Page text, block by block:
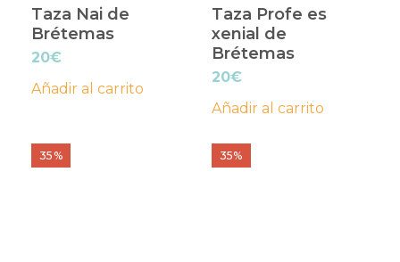
Taza Nai de
Brétemas
20€
Añadir al carrito
Taza Profe es
xenial de
Brétemas
20€
Añadir al carrito
35% 35%